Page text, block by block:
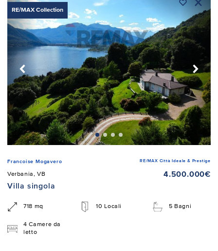
RE/MAX Collection
Francoise Mogavero RE/MAX Città Ideale & Prestige
Verbania, VB
4.500.000€
Villa singola
718 mq 10 Locali 5 Bagni
4 Camere da
letto